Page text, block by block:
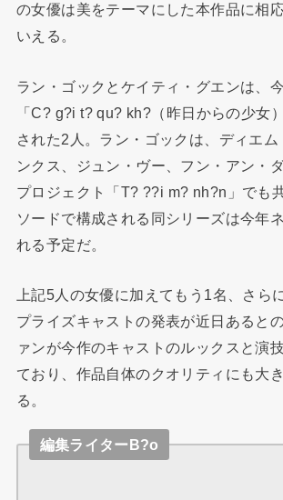
の女優は美をテーマにした本作品に相
いえる。
ラン・ゴックとケイティ・グエンは、
「C? g?i t? qu? kh?（昨日からの少女
された2人。ラン・ゴックは、ディエム
ンクス、ジュン・ヴー、フン・アン・
プロジェクト「T? ??i m? nh?n」でも
ソードで構成される同シリーズは今年
れる予定だ。
上記5人の女優に加えてもう1名、さら
プライズキャストの発表が近日あると
ァンが今作のキャストのルックスと演
ており、作品自体のクオリティにも大
る。
編集ライターB?o